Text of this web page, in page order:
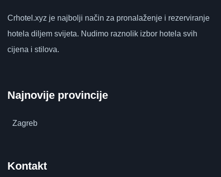
Crhotel.xyz je najbolji način za pronalaženje i rezerviranje
hotela diljem svijeta. Nudimo raznolik izbor hotela svih
cijena i stilova.
Najnovije provincije
Zagreb
Kontakt